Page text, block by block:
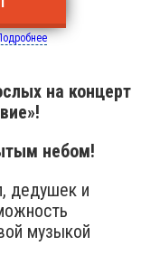
на концерт
небом!
дедушек и
музыкой